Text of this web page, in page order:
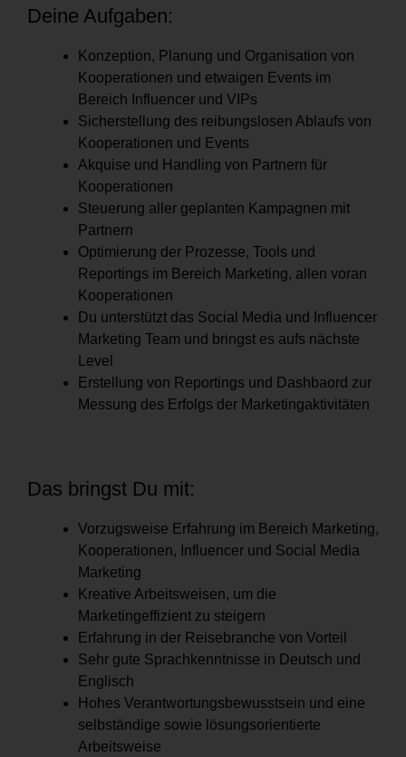
Deine Aufgaben:
Konzeption, Planung und Organisation von
Kooperationen und etwaigen Events im
Bereich Influencer und VIPs
Sicherstellung des reibungslosen Ablaufs von
Kooperationen und Events
Akquise und Handling von Partnern für
Kooperationen
Steuerung aller geplanten Kampagnen mit
Partnern
Optimierung der Prozesse, Tools und
Reportings im Bereich Marketing, allen voran
Kooperationen
Du unterstützt das Social Media und Influencer
Marketing Team und bringst es aufs nächste
Level
Erstellung von Reportings und Dashbaord zur
Messung des Erfolgs der Marketingaktivitäten
Das bringst Du mit:
Vorzugsweise Erfahrung im Bereich Marketing,
Kooperationen, Influencer und Social Media
Marketing
Kreative Arbeitsweisen, um die
Marketingeffizient zu steigern
Erfahrung in der Reisebranche von Vorteil
Sehr gute Sprachkenntnisse in Deutsch und
Englisch
Hohes Verantwortungsbewusstsein und eine
selbständige sowie lösungsorientierte
Arbeitsweise